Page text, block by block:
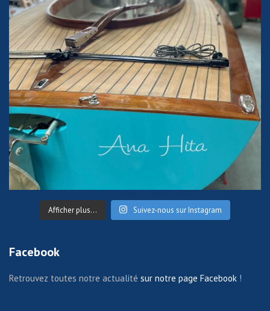
Afficher plus... Suivez-nous sur Instagram
Facebook
Retrouvez toutes notre actualité sur notre page Facebook !